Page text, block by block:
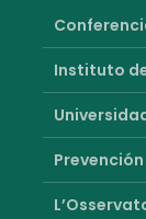
Instituto